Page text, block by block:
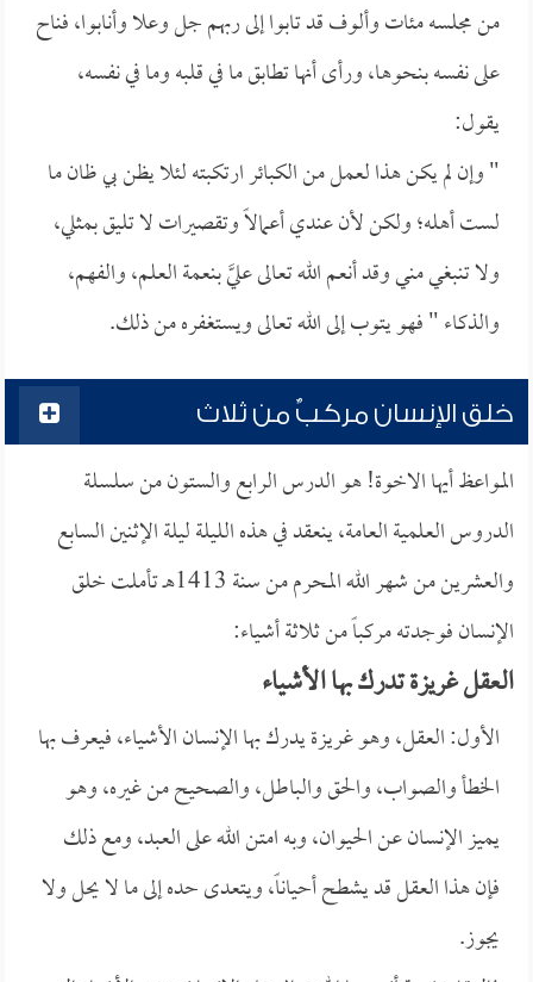
من مجلسه مئات وألوف قد تابوا إلى ربهم جل وعلا وأنابوا، فناح
على نفسه بنحوها، ورأى أنها تطابق ما في قلبه وما في نفسه،
يقول:
" وإن لم يكن هذا لعمل من الكبائر ارتكبته لئلا يظن بي ظان ما
لست أهله؛ ولكن لأن عندي أعمالاً وتقصيرات لا تليق بمثلي،
ولا تنبغي مني وقد أنعم الله تعالى عليَّ بنعمة العلم، والفهم،
والذكاء " فهو يتوب إلى الله تعالى ويستغفره من ذلك.
خلق الإنسان مركبٌ من ثلاث
المواعظ أيها الاخوة! هو الدرس الرابع والستون من سلسلة
الدروس العلمية العامة، ينعقد في هذه الليلة ليلة الإثنين السابع
والعشرين من شهر الله المحرم من سنة 1413هـ تأملت خلق
الإنسان فوجدته مركباً من ثلاثة أشياء:
العقل غريزة تدرك بها الأشياء
الأول: العقل، وهو غريزة يدرك بها الإنسان الأشياء، فيعرف بها
الخطأ والصواب، والحق والباطل، والصحيح من غيره، وهو
يميز الإنسان عن الحيوان، وبه امتن الله على العبد، ومع ذلك
فإن هذا العقل قد يشطح أحياناً، ويتعدى حده إلى ما لا يحل ولا
يجوز.